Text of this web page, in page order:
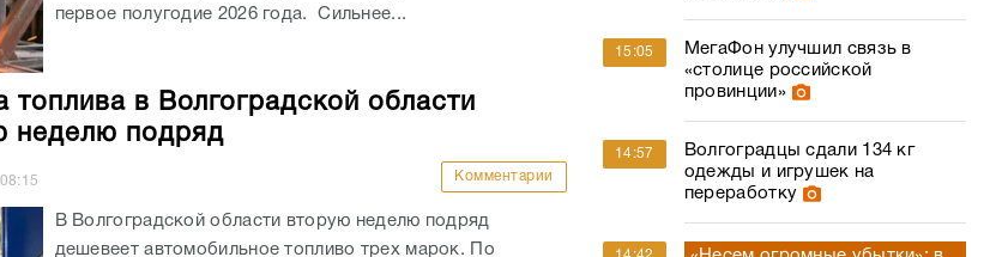
первое полугодие 2026 года. Сильнее...
топлива в Волгоградской области
неделю подряд
08:15 Комментарии
В Волгоградской области вторую неделю подряд
дешевеет автомобильное топливо трех марок. По
15:05
МегаФон улучшил связь в
«столице российской
провинции»
14:57
Волгоградцы сдали 134 кг
одежды и игрушек на
переработку